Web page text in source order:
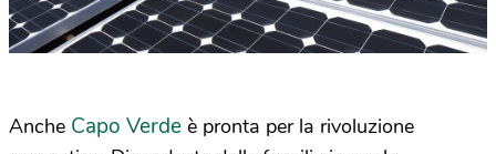
Anche Capo Verde è pronta per la rivoluzione